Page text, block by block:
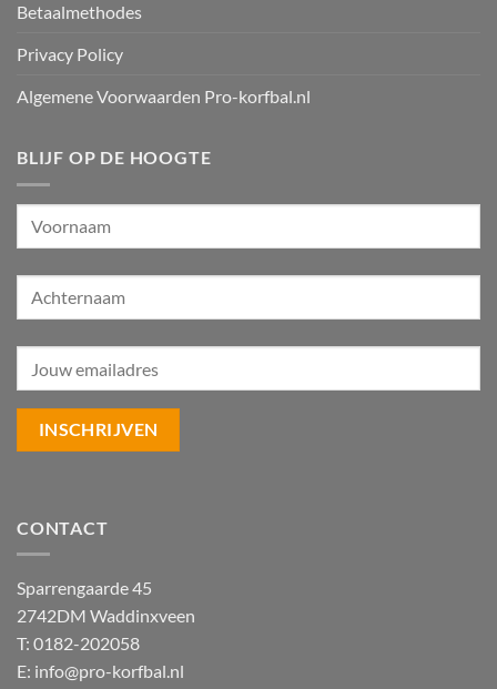
Betaalmethodes
Privacy Policy
Algemene Voorwaarden Pro-korfbal.nl
BLIJF OP DE HOOGTE
CONTACT
Sparrengaarde 45
2742DM Waddinxveen
T: 0182-202058
E: info@pro-korfbal.nl